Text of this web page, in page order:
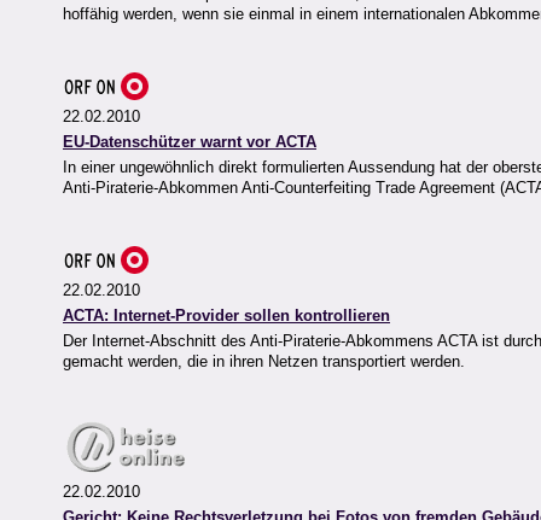
hoffähig werden, wenn sie einmal in einem internationalen
22.02.2010
EU-Datenschützer warnt vor ACTA
In einer ungewöhnlich direkt formulierten Aussendung hat der
Anti-Piraterie-Abkommen Anti-Counterfeiting Trade Agreement
22.02.2010
ACTA: Internet-Provider sollen kontrollieren
Der Internet-Abschnitt des Anti-Piraterie-Abkommens ACTA ist
gemacht werden, die in ihren Netzen transportiert werden.
22.02.2010